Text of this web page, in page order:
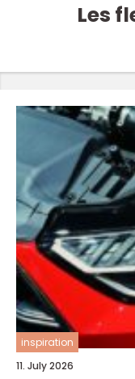
Les
inspiration
11. July 2026